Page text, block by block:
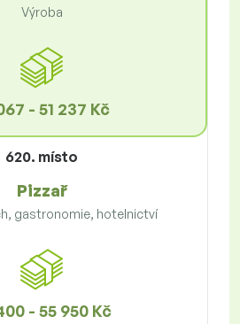
Výroba
- 51 237 Kč
620. místo
Pizzař
gastronomie, hotelnictví
- 55 950 Kč